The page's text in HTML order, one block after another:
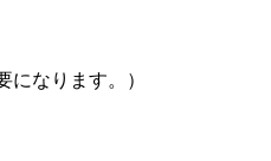
なります。）